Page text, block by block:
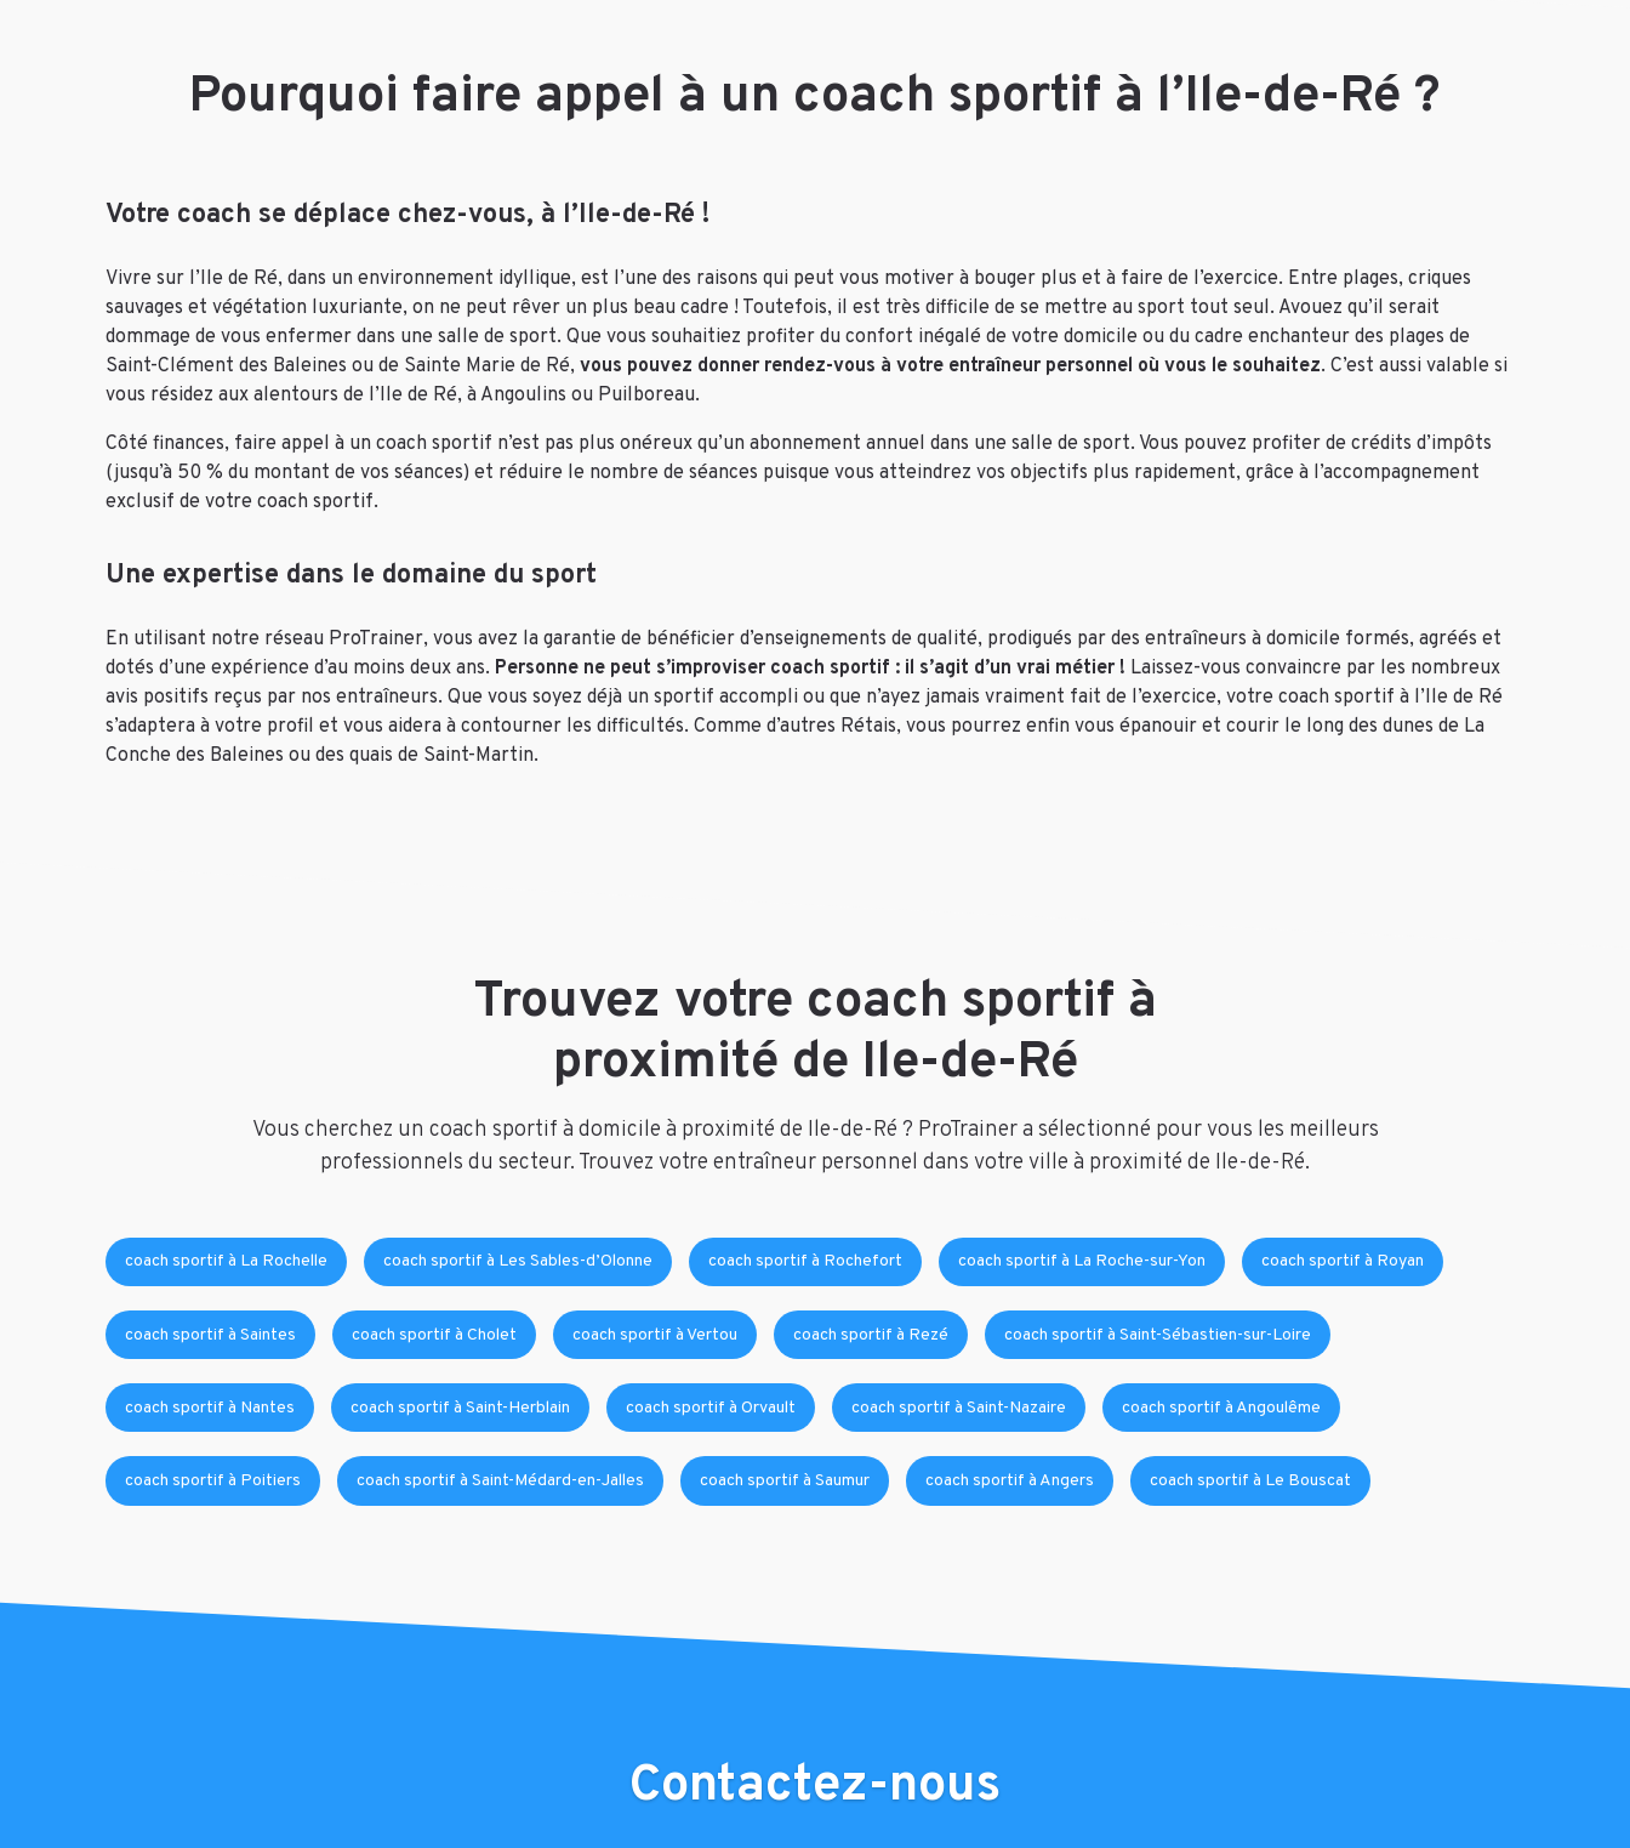
Pourquoi faire appel à un coach sportif à l’Ile-de-Ré ?
Votre coach se déplace chez-vous, à l’Ile-de-Ré !
Vivre sur l’Ile de Ré, dans un environnement idyllique, est l’une des raisons qui peut vous motiver à bouger plus et à faire de l’exercice. Entre plages, criques
sauvages et végétation luxuriante, on ne peut rêver un plus beau cadre ! Toutefois, il est très difficile de se mettre au sport tout seul. Avouez qu’il serait
dommage de vous enfermer dans une salle de sport. Que vous souhaitiez profiter du confort inégalé de votre domicile ou du cadre enchanteur des plages de
Saint-Clément des Baleines ou de Sainte Marie de Ré, vous pouvez donner rendez-vous à votre entraîneur personnel où vous le souhaitez. C’est aussi valable si
vous résidez aux alentours de l’Ile de Ré, à Angoulins ou Puilboreau.
Côté finances, faire appel à un coach sportif n’est pas plus onéreux qu’un abonnement annuel dans une salle de sport. Vous pouvez profiter de crédits d’impôts
(jusqu’à 50 % du montant de vos séances) et réduire le nombre de séances puisque vous atteindrez vos objectifs plus rapidement, grâce à l’accompagnement
exclusif de votre coach sportif.
Une expertise dans le domaine du sport
En utilisant notre réseau ProTrainer, vous avez la garantie de bénéficier d’enseignements de qualité, prodigués par des entraîneurs à domicile formés, agréés et
dotés d’une expérience d’au moins deux ans. Personne ne peut s’improviser coach sportif : il s’agit d’un vrai métier ! Laissez-vous convaincre par les nombreux
avis positifs reçus par nos entraîneurs. Que vous soyez déjà un sportif accompli ou que n’ayez jamais vraiment fait de l’exercice, votre coach sportif à l’Ile de Ré
s’adaptera à votre profil et vous aidera à contourner les difficultés. Comme d’autres Rétais, vous pourrez enfin vous épanouir et courir le long des dunes de La
Conche des Baleines ou des quais de Saint-Martin.
Trouvez votre coach sportif à
proximité de Ile-de-Ré
Vous cherchez un coach sportif à domicile à proximité de Ile-de-Ré ? ProTrainer a sélectionné pour vous les meilleurs
professionnels du secteur. Trouvez votre entraîneur personnel dans votre ville à proximité de Ile-de-Ré.
coach sportif à La Rochelle coach sportif à Les Sables-d’Olonne coach sportif à Rochefort coach sportif à La Roche-sur-Yon coach sportif à Royan
coach sportif à Saintes coach sportif à Cholet coach sportif à Vertou coach sportif à Rezé coach sportif à Saint-Sébastien-sur-Loire
coach sportif à Nantes coach sportif à Saint-Herblain coach sportif à Orvault coach sportif à Saint-Nazaire coach sportif à Angoulême
coach sportif à Poitiers coach sportif à Saint-Médard-en-Jalles coach sportif à Saumur coach sportif à Angers coach sportif à Le Bouscat
Contactez-nous